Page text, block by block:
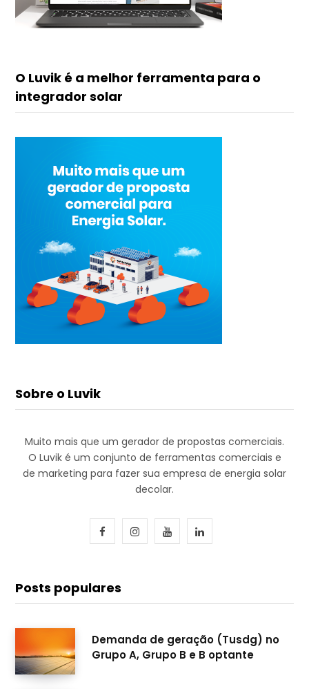
O Luvik é a melhor ferramenta para o
integrador solar
Sobre o Luvik
Muito mais que um gerador de propostas comerciais.
O Luvik é um conjunto de ferramentas comerciais e
de marketing para fazer sua empresa de energia solar
decolar.
c
e
b
o
I
t
a
g
Y
T
u
b
L
k
e
d
Posts populares
Demanda de geração (Tusdg) no
Grupo A, Grupo B e B optante